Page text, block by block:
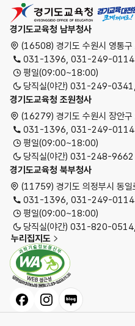
경기도교육청
경기도교육청 남부청사
(16508) 경기도 수원시 영통
031-1396, 031-249-0114
평일(09:00~18:00)
당직실(야간) 031-249-
경기도교육청 조원청사
(16279) 경기도 수원시 장안
031-1396, 031-249-0114
평일(09:00~18:00)
당직실(야간) 031-248-9662
경기도교육청 북부청사
(11759) 경기도 의정부시 동
031-1396, 031-249-0114
평일(09:00~18:00)
당직실(야간) 031-820-
누리집지도
페이스북인스타그램
블로그